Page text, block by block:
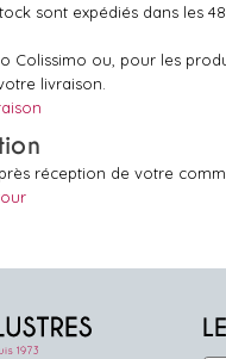
sont expédiés dans les
Colissimo ou, pour les
livraison.
réception de votre